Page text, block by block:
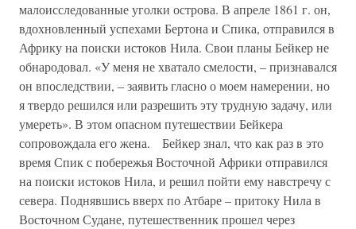
малоисследованные уголки острова. В апреле 1861 г. он,
вдохновленный успехами Бертона и Спика, отправился в
Африку на поиски истоков Нила. Свои планы Бейкер не
обнародовал. «У меня не хватало смелости, – признавался
он впоследствии, – заявить гласно о моем намерении, но
я твердо решился или разрешить эту трудную задачу, или
умереть». В этом опасном путешествии Бейкера
сопровождала его жена. Бейкер знал, что как раз в это
время Спик с побережья Восточной Африки отправился
на поиски истоков Нила, и решил пойти ему навстречу с
севера. Поднявшись вверх по Атбаре – притоку Нила в
Восточном Судане, путешественник прошел через